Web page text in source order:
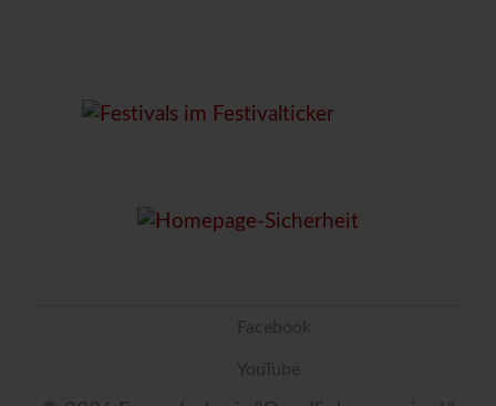
Facebook
YouTube